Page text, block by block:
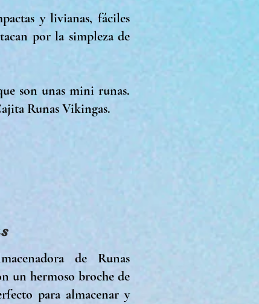
y livianas, fáciles
por la simpleza de
son unas mini runas.
Runas Vikingas.
de Runas
un hermoso broche de
para almacenar y